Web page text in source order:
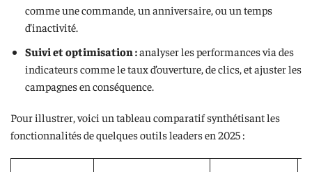
comme une commande, un anniversaire, ou un temps
d’inactivité.
Suivi et optimisation :analyser les performances via des
indicateurs comme le taux d’ouverture, de clics, et ajuster les
campagnes en conséquence.
Pour illustrer, voici un tableau comparatif synthétisant les
fonctionnalités de quelques outils leaders en 2025 :